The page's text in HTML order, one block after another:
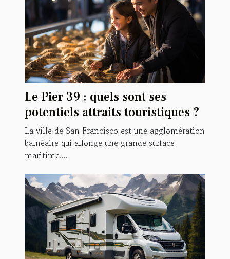
Le Pier 39 : quels sont ses
potentiels attraits touristiques ?
La ville de San Francisco est une agglomération
balnéaire qui allonge une grande surface
maritime....